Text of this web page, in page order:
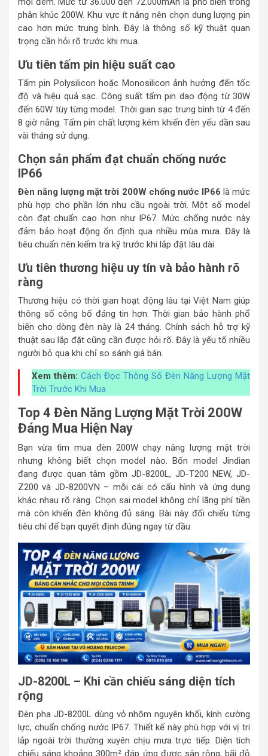
phân khúc 200W. Khu vực ít nắng nên chọn dung lượng pin
cao hơn mức trung bình. Đây là thông số kỹ thuật quan
trọng cần hỏi rõ trước khi mua.
Ưu tiên tấm pin hiệu suất cao
Tấm pin Polysilicon hoặc Monosilicon ảnh hưởng đến tốc
độ và hiệu quả sạc. Công suất tấm pin dao động từ 30W
đến 60W tùy từng model. Thời gian sạc trung bình từ 4 đến
8 giờ nắng. Tấm pin chất lượng kém khiến đèn yếu dần sau
vài tháng sử dụng.
Chọn sản phẩm đạt chuẩn chống nước
IP66
Đèn năng lượng mặt trời 200W chống nước IP66 là mức
phù hợp cho phần lớn nhu cầu ngoài trời. Một số model
còn đạt chuẩn cao hơn như IP67. Mức chống nước này
đảm bảo hoạt động ổn định qua nhiều mùa mưa. Đây là
tiêu chuẩn nên kiểm tra kỹ trước khi lắp đặt lâu dài.
Ưu tiên thương hiệu uy tín và bảo hành rõ
ràng
Thương hiệu có thời gian hoạt động lâu tại Việt Nam giúp
thông số công bố đáng tin hơn. Thời gian bảo hành phổ
biến cho dòng đèn này là 24 tháng. Chính sách hỗ trợ kỹ
thuật sau lắp đặt cũng cần được hỏi rõ. Đây là yếu tố nhiều
người bỏ qua khi chỉ so sánh giá bán.
Xem thêm: Cách Đọc Thông Số Đèn Năng Lượng Mặt
Trời Trước Khi Mua
Top 4 Đèn Năng Lượng Mặt Trời 200W
Đáng Mua Hiện Nay
Bạn vừa tìm mua đèn 200W chạy năng lượng mặt trời
nhưng không biết chọn model nào. Bốn model Jindian
đang được quan tâm gồm JD-8200L, JD-T200 NEW, JD-
Z200 và JD-8200VN – mỗi cái có cấu hình và ứng dụng
khác nhau rõ ràng. Chọn sai model không chỉ lãng phí tiền
mà còn khiến đèn không đủ sáng. Bài này đối chiếu từng
tiêu chí để bạn quyết định đúng ngay từ đầu.
JD-8200L – Khi cần chiếu sáng diện tích
rộng
Đèn pha JD-8200L dùng vỏ nhôm nguyên khối, kính cường
lực, chuẩn chống nước IP67. Thiết kế này phù hợp với vị trí
lắp ngoài trời thường xuyên chịu mưa trực tiếp. Diện tích
chiếu sáng khoảng 300m² đáp ứng được sân rộng, bãi đỗ